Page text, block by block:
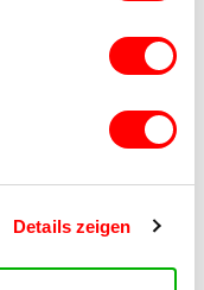
Details zeigen